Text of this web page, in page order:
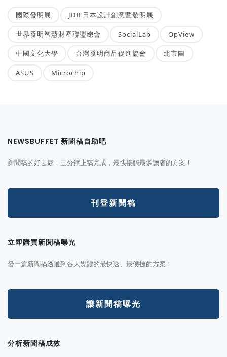
國際發明展 JDIE日本設計創意暨發明展
世界發明智慧財產聯盟總會 SocialLab OpView
中國文化大學 台灣發明商品促進協會 北市圖
ASUS Microchip
NEWSBUFFET 新聞稿自助吧
新聞稿的好去處，三分鐘上稿完成，最快接觸最多讀者的方案！
刊登新聞稿
立即購買新聞稿曝光
發一篇新聞稿透通到各大媒體的最快速、最便捷的方案！
讓新聞稿曝光
分析新聞稿成效